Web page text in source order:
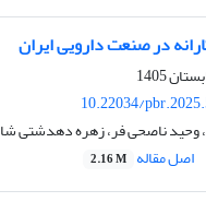
در صنعت دارویی ایران
10.22034/
ناصحی فر، زهره دهدشتی
اصل مقاله 2.16 M